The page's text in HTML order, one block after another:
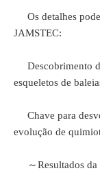
Os detalhes
JAMSTEC:
Descobrimento
esqueletos de
Chave para
evolução de
～Resultados da